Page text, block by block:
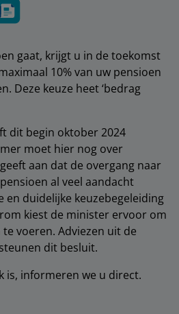
gaat, krijgt u in de toekomst
10% van uw pensioen
Deze keuze heet ‘bedrag
dit begin oktober 2024
moet hier nog over
aan dat de overgang naar
al veel aandacht
en duidelijke keuzebegeleiding
kiest de minister ervoor om
te voeren. Adviezen uit de
dit besluit.
is, informeren we u direct.